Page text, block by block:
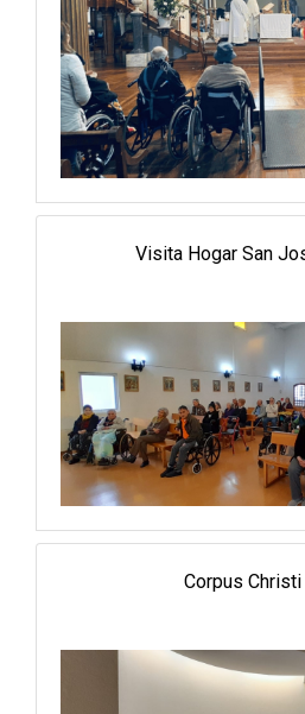
Visita Hogar San
Corpus